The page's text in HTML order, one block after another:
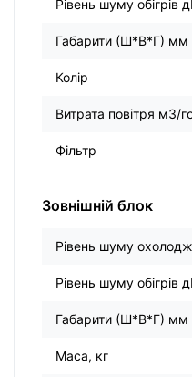
Рівень шуму обігрів
Габарити (Ш*В*Г) мм
Колір
Витрата повітря м3/
Фільтр
Зовнішній блок
Рівень шуму
Рівень шуму обігрів
Габарити (Ш*В*Г) мм
Маса, кг